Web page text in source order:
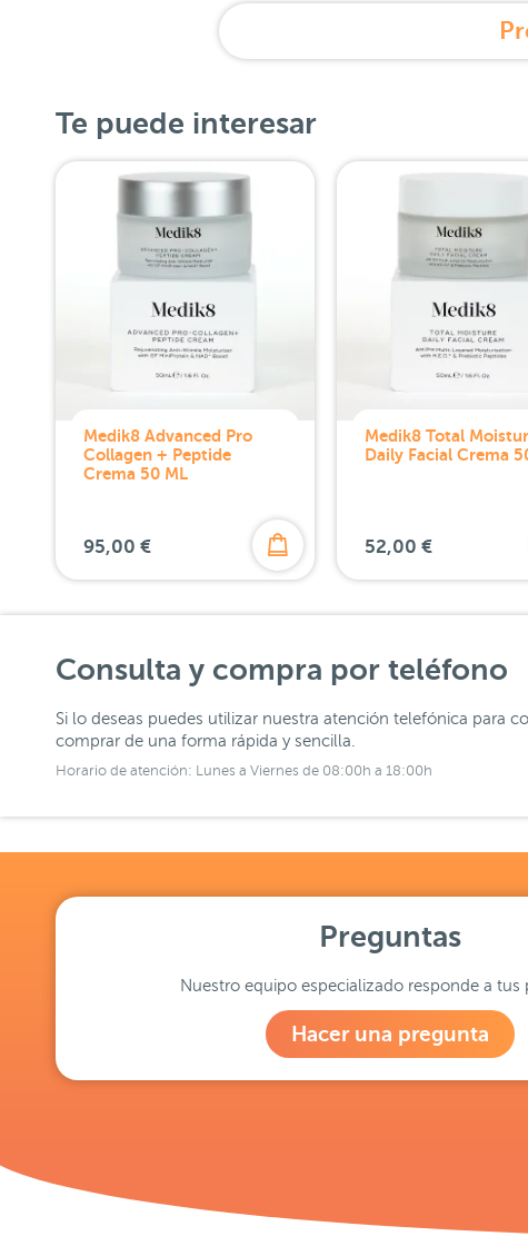
Te puede interesar
Medik8 Advanced Pro
Collagen + Peptide
Crema 50 ML
95,00 €
Medik8 Total
Daily Facial Crema
52,00 €
Consulta y compra por teléfono
Si lo deseas puedes utilizar nuestra atención telefónica para
comprar de una forma rápida y sencilla.
Horario de atención: Lunes a Viernes de 08:00h a 18:00h
Preguntas
Nuestro equipo especializado responde a tus
Hacer una pregunta